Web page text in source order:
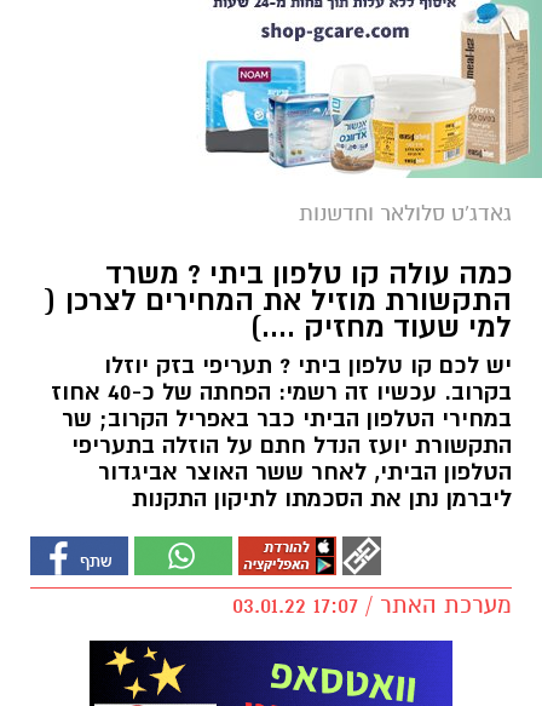
גאדג'ט סלולאר וחדשנות
כמה עולה קו טלפון ביתי ? משרד
התקשורת מוזיל את המחירים לצרכן (
למי שעוד מחזיק ....)
יש לכם קו טלפון ביתי ? תעריפי בזק יוזלו
בקרוב. עכשיו זה רשמי: הפחתה של כ-40 אחוז
במחירי הטלפון הביתי כבר באפריל הקרוב; שר
התקשורת יועז הנדל חתם על הוזלה בתעריפי
הטלפון הביתי, לאחר ששר האוצר אביגדור
ליברמן נתן את הסכמתו לתיקון התקנות
מערכת האתר / 17:07 03.01.22